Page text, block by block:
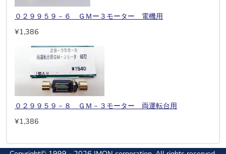
０２９９５９－６ ＧＭー３モーター 電機用
¥1,386
０２９９５９－８ ＧＭ－３モーター 両運転台用
¥1,386